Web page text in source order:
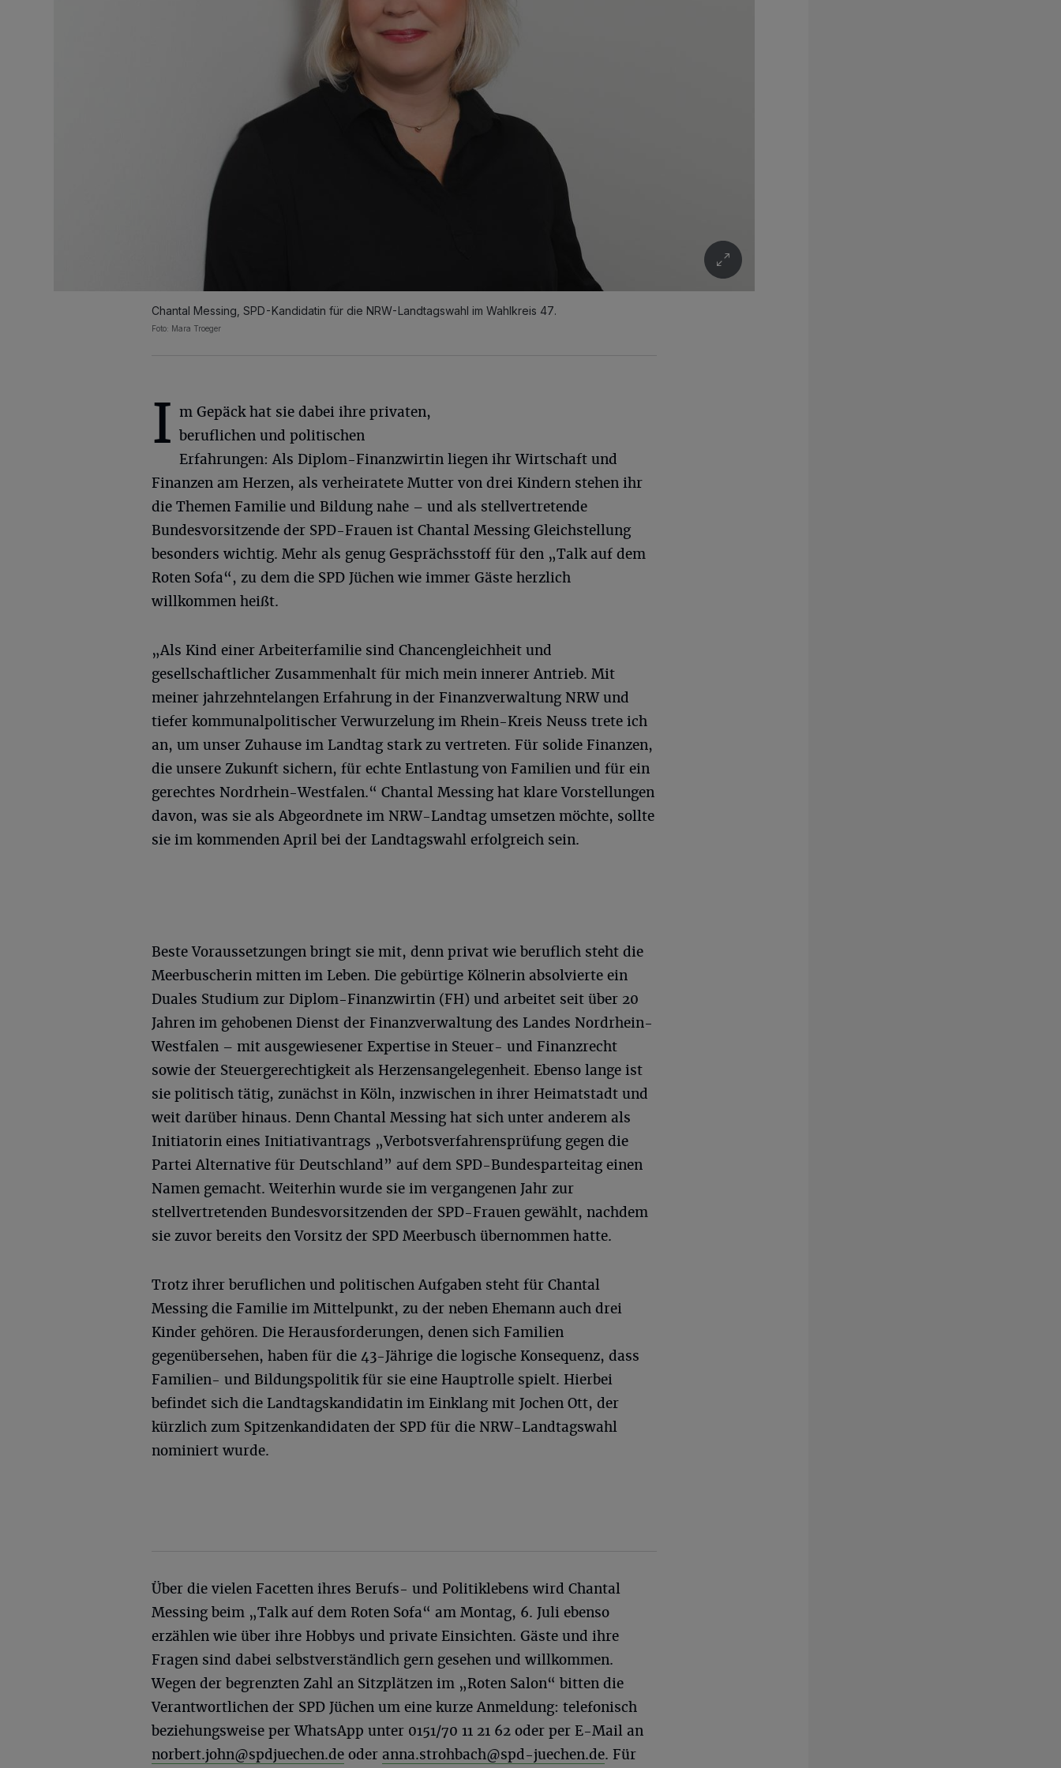
Chantal Messing, SPD-Kandidatin für die NRW-Landtagswahl im Wahlkreis 47.
Foto: Mara Troeger
I m Gepäck hat sie dabei ihre privaten,
beruflichen und politischen
Erfahrungen: Als Diplom-Finanzwirtin liegen ihr Wirtschaft und
Finanzen am Herzen, als verheiratete Mutter von drei Kindern stehen ihr
die Themen Familie und Bildung nahe – und als stellvertretende
Bundesvorsitzende der SPD-Frauen ist Chantal Messing Gleichstellung
besonders wichtig. Mehr als genug Gesprächsstoff für den „Talk auf dem
Roten Sofa“, zu dem die SPD Jüchen wie immer Gäste herzlich
willkommen heißt.
„Als Kind einer Arbeiterfamilie sind Chancengleichheit und
gesellschaftlicher Zusammenhalt für mich mein innerer Antrieb. Mit
meiner jahrzehntelangen Erfahrung in der Finanzverwaltung NRW und
tiefer kommunalpolitischer Verwurzelung im Rhein-Kreis Neuss trete ich
an, um unser Zuhause im Landtag stark zu vertreten. Für solide Finanzen,
die unsere Zukunft sichern, für echte Entlastung von Familien und für ein
gerechtes Nordrhein-Westfalen.“ Chantal Messing hat klare Vorstellungen
davon, was sie als Abgeordnete im NRW-Landtag umsetzen möchte, sollte
sie im kommenden April bei der Landtagswahl erfolgreich sein.
Beste Voraussetzungen bringt sie mit, denn privat wie beruflich steht die
Meerbuscherin mitten im Leben. Die gebürtige Kölnerin absolvierte ein
Duales Studium zur Diplom-Finanzwirtin (FH) und arbeitet seit über 20
Jahren im gehobenen Dienst der Finanzverwaltung des Landes Nordrhein-
Westfalen – mit ausgewiesener Expertise in Steuer- und Finanzrecht
sowie der Steuergerechtigkeit als Herzensangelegenheit. Ebenso lange ist
sie politisch tätig, zunächst in Köln, inzwischen in ihrer Heimatstadt und
weit darüber hinaus. Denn Chantal Messing hat sich unter anderem als
Initiatorin eines Initiativantrags „Verbotsverfahrensprüfung gegen die
Partei Alternative für Deutschland” auf dem SPD-Bundesparteitag einen
Namen gemacht. Weiterhin wurde sie im vergangenen Jahr zur
stellvertretenden Bundesvorsitzenden der SPD-Frauen gewählt, nachdem
sie zuvor bereits den Vorsitz der SPD Meerbusch übernommen hatte.
Trotz ihrer beruflichen und politischen Aufgaben steht für Chantal
Messing die Familie im Mittelpunkt, zu der neben Ehemann auch drei
Kinder gehören. Die Herausforderungen, denen sich Familien
gegenübersehen, haben für die 43-Jährige die logische Konsequenz, dass
Familien- und Bildungspolitik für sie eine Hauptrolle spielt. Hierbei
befindet sich die Landtagskandidatin im Einklang mit Jochen Ott, der
kürzlich zum Spitzenkandidaten der SPD für die NRW-Landtagswahl
nominiert wurde.
Über die vielen Facetten ihres Berufs- und Politiklebens wird Chantal
Messing beim „Talk auf dem Roten Sofa“ am Montag, 6. Juli ebenso
erzählen wie über ihre Hobbys und private Einsichten. Gäste und ihre
Fragen sind dabei selbstverständlich gern gesehen und willkommen.
Wegen der begrenzten Zahl an Sitzplätzen im „Roten Salon“ bitten die
Verantwortlichen der SPD Jüchen um eine kurze Anmeldung: telefonisch
beziehungsweise per WhatsApp unter 0151/70 11 21 62 oder per E-Mail an
norbert.john@spdjuechen.de oder anna.strohbach@spd-juechen.de. Für